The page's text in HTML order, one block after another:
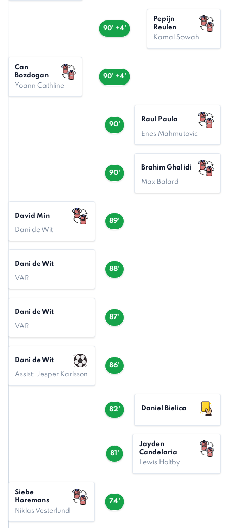
90' +4'
Pepijn
Reulen
Kamal Sowah
90' +4'
Can
Bozdogan
Yoann Cathline
90'
Raul Paula
Enes Mahmutovic
90'
Brahim Ghalidi
Max Balard
89'
David Min
Dani de Wit
88'
Dani de Wit
VAR
87'
Dani de Wit
VAR
86'
Dani de Wit
Assist: Jesper Karlsson
82' Daniel Bielica
81'
Jayden
Candelaria
Lewis Holtby
74'
Siebe
Horemans
Niklas Vesterlund